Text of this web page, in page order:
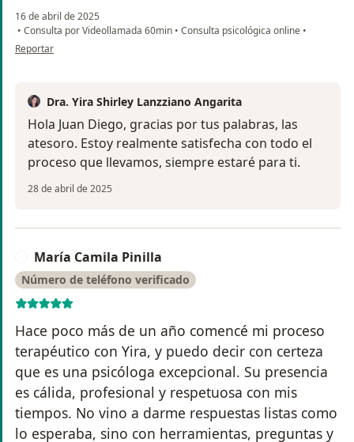
16 de abril de 2025
• Consulta por Videollamada 60min • Consulta psicológica online •
en opinión del usuario Juan Diego
Reportar
Dra. Yira Shirley Lanzziano Angarita
Hola Juan Diego, gracias por tus palabras, las
atesoro. Estoy realmente satisfecha con todo el
proceso que llevamos, siempre estaré para ti.
28 de abril de 2025
María Camila Pinilla
Número de teléfono verificado
Hace poco más de un año comencé mi proceso
terapéutico con Yira, y puedo decir con certeza
que es una psicóloga excepcional. Su presencia
es cálida, profesional y respetuosa con mis
tiempos. No vino a darme respuestas listas como
lo esperaba, sino con herramientas, preguntas y